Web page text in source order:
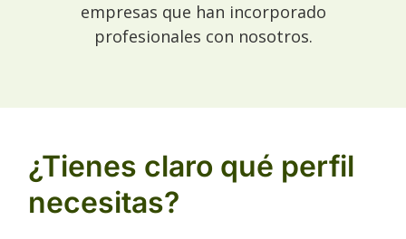
empresas que han incorporado
profesionales con nosotros.
¿Tienes claro qué perfil
necesitas?